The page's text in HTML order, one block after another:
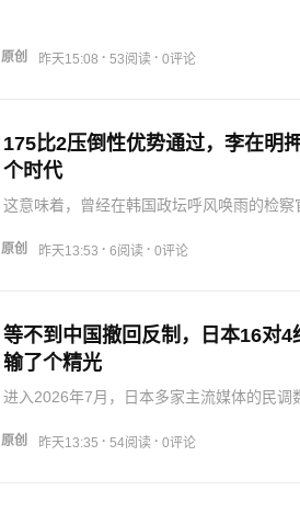
但特朗普更看重短…
原创 昨天15:08 · 53阅读 · 0评论
175比2压倒性优势通过，李在明
个时代
这意味着，曾经在韩国政坛呼风唤雨的检察
都想借检方的手去清算政敌；但当他们即将
原创 昨天13:53 · 6阅读 · 0评论
等不到中国撤回反制，日本16对4
输了个精光
进入2026年7月，日本多家主流媒体的民调
两用物项对日出口管制，这一套组合拳打下
原创 昨天13:35 · 54阅读 · 0评论